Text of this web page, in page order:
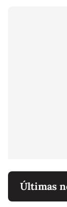
Últimas